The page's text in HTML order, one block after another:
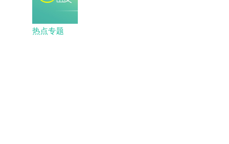
热点专题